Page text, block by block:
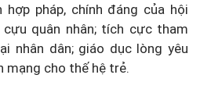
pháp, chính đáng của hội
quân nhân; tích cực tham
nhân dân; giáo dục lòng yêu
mạng cho thế hệ trẻ.